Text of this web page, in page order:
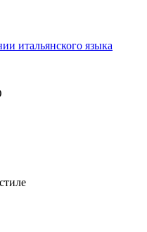
итальянского языка